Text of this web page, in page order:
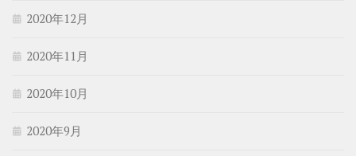
2020年12月
2020年11月
2020年10月
2020年9月